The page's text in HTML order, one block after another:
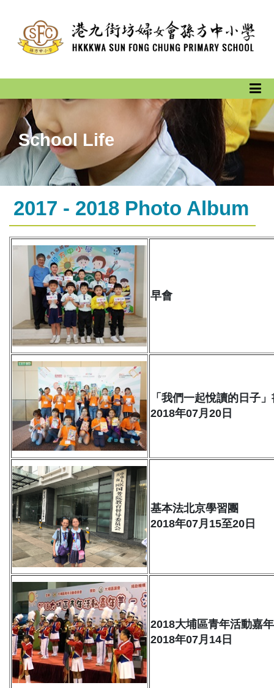
School Life
2017 - 2018 Photo Album
早會
「我們一起悅讀的日子
2018年07月20日
基本法北京學習團
2018年07月15至20日
2018大埔區青年活動嘉
2018年07月14日